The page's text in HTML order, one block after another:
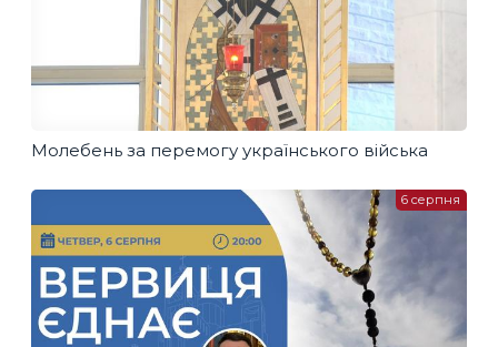
Молебень за перемогу українського війська
6 серпня